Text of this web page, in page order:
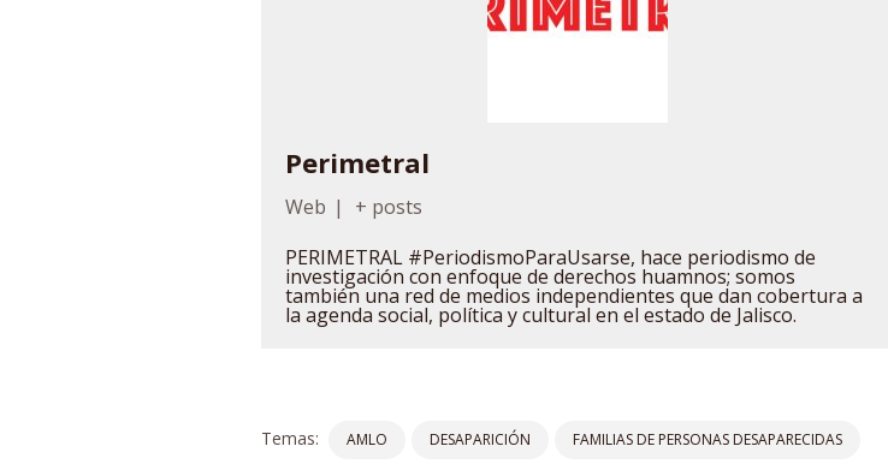
Perimetral
Web |
+ posts
PERIMETRAL #PeriodismoParaUsarse, hace periodismo de
investigación con enfoque de derechos huamnos; somos
también una red de medios independientes que dan cobertura a
la agenda social, política y cultural en el estado de Jalisco.
Temas: AMLO DESAPARICIÓN FAMILIAS DE PERSONAS DESAPARECIDAS